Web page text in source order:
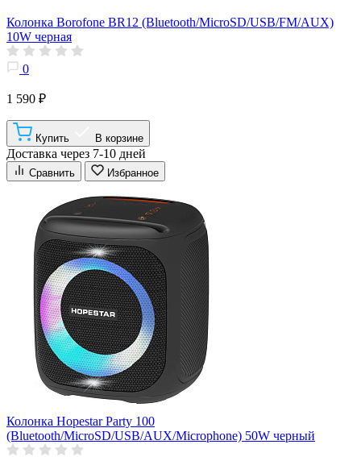
Колонка Borofone BR12 (Bluetooth/MicroSD/USB/FM/AUX)
10W черная
0
1 590 ₽
Купить В корзине
Доставка через 7-10 дней
Сравнить Избранное
Колонка Hopestar Party 100
(Bluetooth/MicroSD/USB/AUX/Microphone) 50W черный